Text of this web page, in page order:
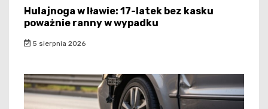
Hulajnoga w Iławie: 17-latek bez kasku
poważnie ranny w wypadku
5 sierpnia 2026